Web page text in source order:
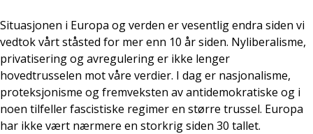
Situasjonen i Europa og verden er vesentlig endra siden vi
vedtok vårt ståsted for mer enn 10 år siden. Nyliberalisme,
privatisering og avregulering er ikke lenger
hovedtrusselen mot våre verdier. I dag er nasjonalisme,
proteksjonisme og fremveksten av antidemokratiske og i
noen tilfeller fascistiske regimer en større trussel. Europa
har ikke vært nærmere en storkrig siden 30 tallet.